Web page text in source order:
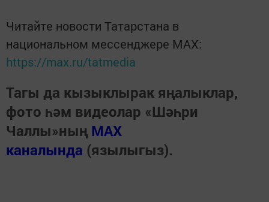
Читайте новости Татарстана в
национальном мессенджере MАХ:
https://max.ru/tatmedia
Тагы да кызыклырак яңалыклар,
фото һәм видеолар «Шәһри
Чаллы»ның MAX
каналында (язылыгыз).